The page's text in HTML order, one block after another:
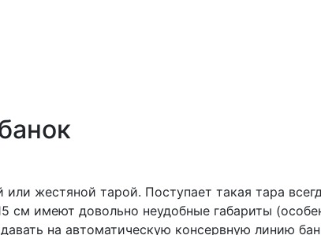
жестяной тарой. Поступает такая тара
см имеют довольно неудобные габариты
на автоматическую консервную линию